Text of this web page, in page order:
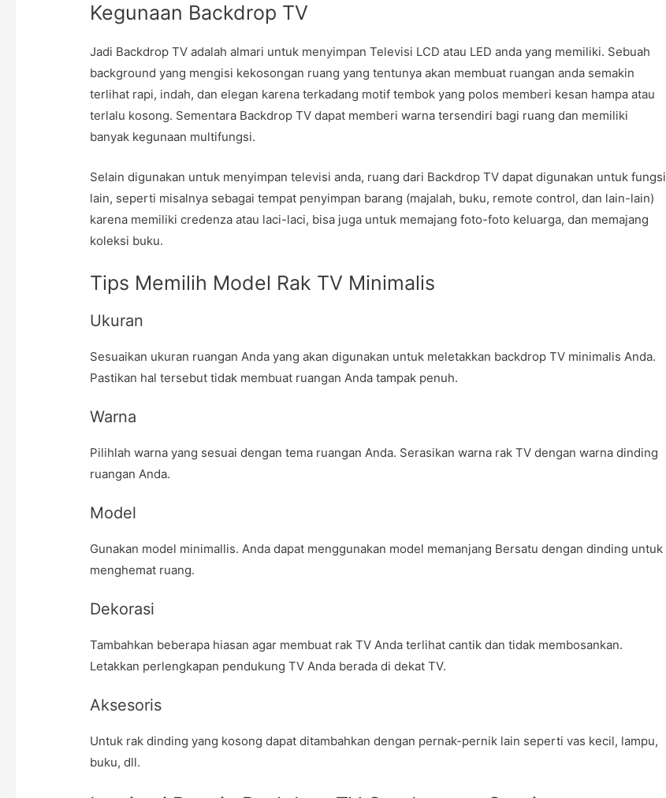
Kegunaan Backdrop TV
Jadi Backdrop TV adalah almari untuk menyimpan Televisi LCD atau LED anda yang memiliki. Sebuah
background yang mengisi kekosongan ruang yang tentunya akan membuat ruangan anda semakin
terlihat rapi, indah, dan elegan karena terkadang motif tembok yang polos memberi kesan hampa atau
terlalu kosong. Sementara Backdrop TV dapat memberi warna tersendiri bagi ruang dan memiliki
banyak kegunaan multifungsi.
Selain digunakan untuk menyimpan televisi anda, ruang dari Backdrop TV dapat digunakan untuk fungsi
lain, seperti misalnya sebagai tempat penyimpan barang (majalah, buku, remote control, dan lain-lain)
karena memiliki credenza atau laci-laci, bisa juga untuk memajang foto-foto keluarga, dan memajang
koleksi buku.
Tips Memilih Model Rak TV Minimalis
Ukuran
Sesuaikan ukuran ruangan Anda yang akan digunakan untuk meletakkan backdrop TV minimalis Anda.
Pastikan hal tersebut tidak membuat ruangan Anda tampak penuh.
Warna
Pilihlah warna yang sesuai dengan tema ruangan Anda. Serasikan warna rak TV dengan warna dinding
ruangan Anda.
Model
Gunakan model minimallis. Anda dapat menggunakan model memanjang Bersatu dengan dinding untuk
menghemat ruang.
Dekorasi
Tambahkan beberapa hiasan agar membuat rak TV Anda terlihat cantik dan tidak membosankan.
Letakkan perlengkapan pendukung TV Anda berada di dekat TV.
Aksesoris
Untuk rak dinding yang kosong dapat ditambahkan dengan pernak-pernik lain seperti vas kecil, lampu,
buku, dll.